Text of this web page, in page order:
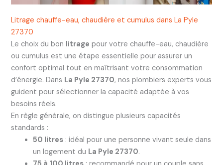
Litrage chauffe-eau, chaudière et cumulus dans La Pyle
27370
Le choix du bon litrage pour votre chauffe-eau, chaudière
ou cumulus est une étape essentielle pour assurer un
confort optimal tout en maîtrisant votre consommation
d’énergie. Dans La Pyle 27370, nos plombiers experts vous
guident pour sélectionner la capacité adaptée à vos
besoins réels.
En règle générale, on distingue plusieurs capacités
standards :
50 litres: idéal pour une personne vivant seule dans
un logement du La Pyle 27370.